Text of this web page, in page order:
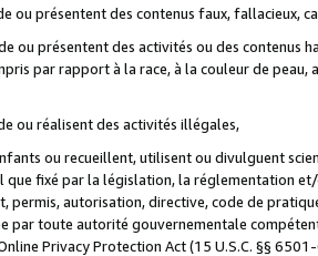
ou présentent des contenus faux, fallacieux,
ou présentent des activités ou des contenus
par rapport à la race, à la couleur de
ou réalisent des activités illégales,
ou recueillent, utilisent ou divulguent
que fixé par la législation, la réglementation
permis, autorisation, directive, code de
par toute autorité gouvernementale
Privacy Protection Act (15 U.S.C. §§